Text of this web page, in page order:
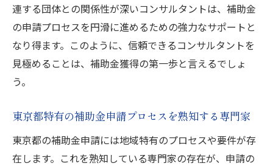
連する団体との関係性が深いコンサルタントは、補助金
の申請プロセスを円滑に進めるための強力なサポートと
なり得ます。このように、信頼できるコンサルタントを
見極めることは、補助金獲得の第一歩と言えるでしょ
う。
東京都特有の補助金申請プロセスを熟知する専門家
東京都の補助金申請には地域特有のプロセスや要件が存
在します。これを熟知している専門家の存在が、申請の